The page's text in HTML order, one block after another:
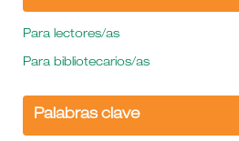
Para lectores/as
Para bibliotecarios/as
Palabras clave